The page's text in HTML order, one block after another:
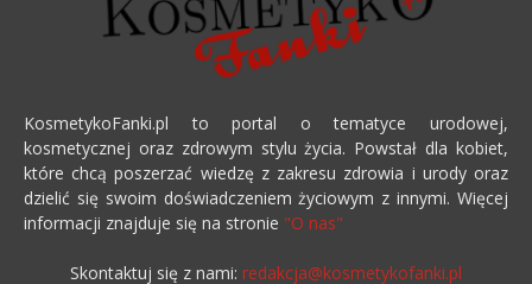
KosmetykoFanki.pl to portal o tematyce urodowej,
kosmetycznej oraz zdrowym stylu życia. Powstał dla kobiet,
które chcą poszerzać wiedzę z zakresu zdrowia i urody oraz
dzielić się swoim doświadczeniem życiowym z innymi. Więcej
informacji znajduje się na stronie "O nas"
Skontaktuj się z nami: redakcja@kosmetykofanki.pl